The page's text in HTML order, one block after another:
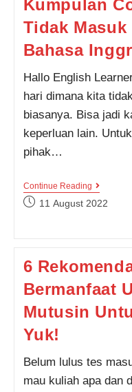
Untuk
Cek
Yuk!
Kumpulan
Tidak Masuk
Bahasa
Hallo English
hari dimana kita
biasanya. Bisa jadi
keperluan lain.
pihak…
Continue ReadingKumpulan
Surat
Dalam
Bahasa
Inggris
Post11 August 2022
6
Bermanfaat
Mutusin
Yuk!
Belum lulus tes
mau kuliah apa dan